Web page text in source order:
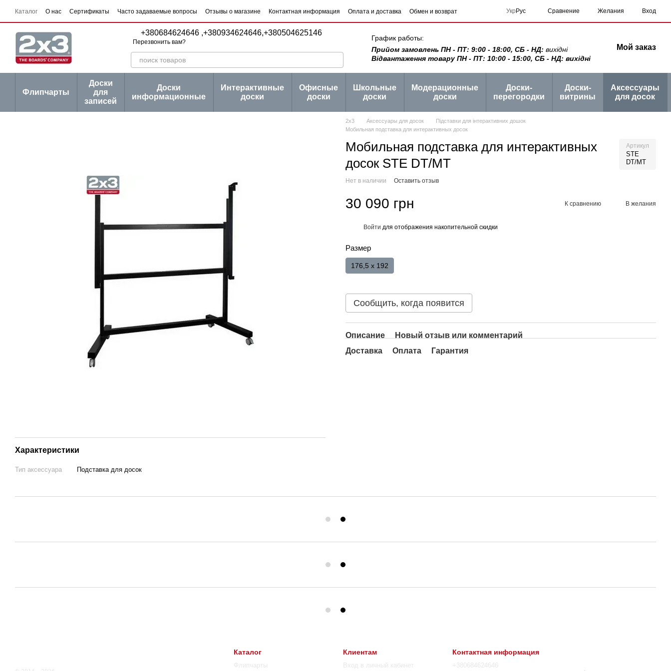
Перейти к основному контенту
Каталог О нас Сертификаты Часто задаваемые вопросы Отзывы о магазине Контактная информация Оплата и доставка
Обмен и возврат
Пользовательское соглашение
Договор публичной оферты Серии товаров Блог
Укр Рус Сравнение Желания Вход
+380684624646 ,+380934624646,+380504625146
Перезвонить вам?
График работы:
Прийом замовлень ПН - ПТ: 9:00 - 18:00, СБ - НД: вихідні
Відвантаження товару ПН - ПТ: 10:00 - 15:00, СБ - НД: вихідні
Мой заказ
Флипчарты
Доски
для
записей
Доски
информационные
Интерактивные
доски
Офисные
доски
Школьные
доски
Модерационные
доски
Доски-
перегородки
Доски-
витрины
Аксессуары
для досок
Характеристики
Тип аксессуара Подставка для досок
2х3 Аксессуары для досок
Підставки для інтерактивних дошок
Мобильная подставка для интерактивных досок
Мобильная подставка для интерактивных
досок STE DT/MT
Артикул
STE
DT/MT
Нет в наличии Оставить отзыв
30 090 грн К сравнению В желания
Войти для отображения накопительной скидки
Размер
176,5 x 192
Сообщить, когда появится
Описание
Новый отзыв или комментарий
Доставка
Оплата Гарантия
Каталог
Флипчарты
Клиентам
Вход в личный кабинет
Контактная информация
+380684624646